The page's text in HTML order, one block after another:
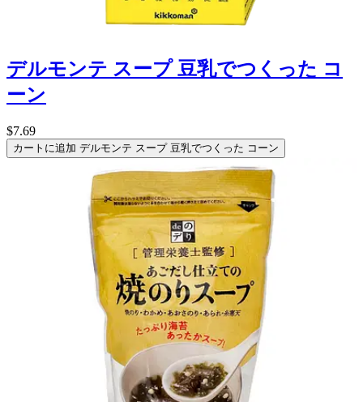
デルモンテ スープ 豆乳でつくった コ
ーン
$7.69
カートに追加 デルモンテ スープ 豆乳でつくった コーン